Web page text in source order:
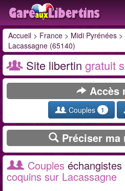
Accueil > France > Midi Pyrénées >
Lacassagne (65140)
Site libertin gratuit
Accès
Couples 1
Préciser ma
Couples échangistes
coquins sur Lacassagne